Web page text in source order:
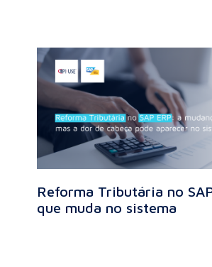
Reforma Tributária no
que muda no sistema